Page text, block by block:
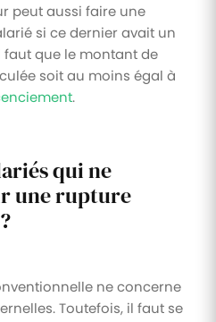
peut aussi faire une
si ce dernier avait un
faut que le montant de
soit au moins égal à
.
qui ne
une rupture
ne concerne
Toutefois, il faut se